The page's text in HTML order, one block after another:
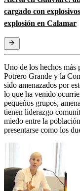
cargado con
explosión en Calamar
Uno de los hechos más
Potrero Grande y la
sido amenazados por
lo que ha venido
pequeños grupos,
tienen liderazgo
miedo entre la
presentarse como los